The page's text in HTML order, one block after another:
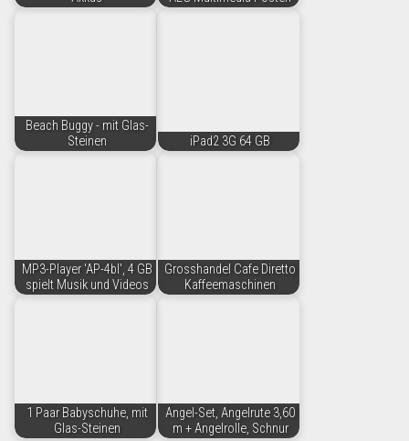
Beach Buggy - mit Glas-
Steinen
iPad2 3G 64 GB
MP3-Player 'AP-4bl', 4 GB
spielt Musik und Videos
Grosshandel Cafe Diretto
Kaffeemaschinen
1 Paar Babyschuhe, mit
Glas-Steinen
Angel-Set, Angelrute 3,60
m + Angelrolle, Schnur